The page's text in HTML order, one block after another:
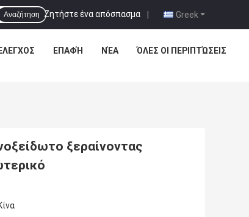
Greek
Ζητήστε ένα απόσπασμα |
Αναζήτηση
ΕΠΑΦΉ ΝΈΑ ΌΛΕΣ ΟΙ ΠΕΡΙΠΤΏΣΕΙΣ
ξεραίνοντας